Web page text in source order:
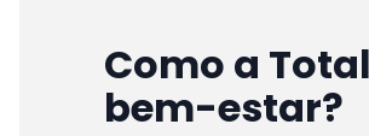
Como a
bem-estar?